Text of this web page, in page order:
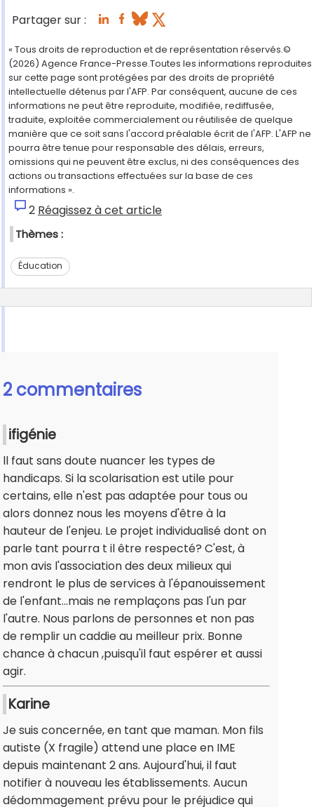
Partager sur :
« Tous droits de reproduction et de représentation réservés.©
(2026) Agence France-Presse.Toutes les informations reproduites
sur cette page sont protégées par des droits de propriété
intellectuelle détenus par l'AFP. Par conséquent, aucune de ces
informations ne peut être reproduite, modifiée, rediffusée,
traduite, exploitée commercialement ou réutilisée de quelque
manière que ce soit sans l'accord préalable écrit de l'AFP. L'AFP ne
pourra être tenue pour responsable des délais, erreurs,
omissions qui ne peuvent être exclus, ni des conséquences des
actions ou transactions effectuées sur la base de ces
informations ».
2 Réagissez à cet article
Thèmes :
Éducation
2 commentaires
ifigénie
ll faut sans doute nuancer les types de
handicaps. Si la scolarisation est utile pour
certains, elle n'est pas adaptée pour tous ou
alors donnez nous les moyens d'être à la
hauteur de l'enjeu. Le projet individualisé dont on
parle tant pourra t il être respecté? C'est, à
mon avis l'association des deux milieux qui
rendront le plus de services à l'épanouissement
de l'enfant...mais ne remplaçons pas l'un par
l'autre. Nous parlons de personnes et non pas
de remplir un caddie au meilleur prix. Bonne
chance à chacun ,puisqu'il faut espérer et aussi
agir.
Karine
Je suis concernée, en tant que maman. Mon fils
autiste (X fragile) attend une place en IME
depuis maintenant 2 ans. Aujourd'hui, il faut
notifier à nouveau les établissements. Aucun
dédommagement prévu pour le préjudice qui